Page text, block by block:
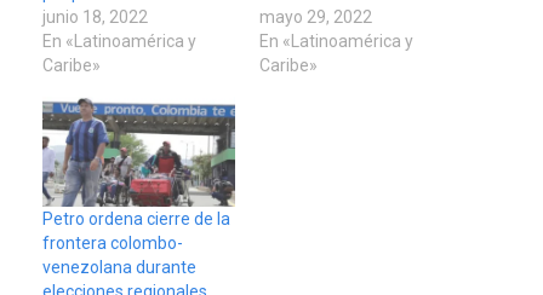
junio 18, 2022
En «Latinoamérica y
Caribe»
mayo 29, 2022
En «Latinoamérica y
Caribe»
Petro ordena cierre de la
frontera colombo-
venezolana durante